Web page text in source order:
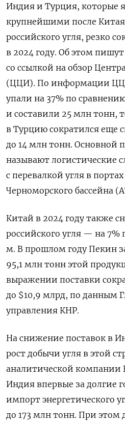
Индия и Турция, которые
крупнейшими после
российского угля, резко
в 2024 году. Об этом
со ссылкой на обзор
(ЦЦИ). По информации
упали на 37% по
и составили 25 млн тонн,
в Турцию сократился еще
до 14 млн тонн. Основной
называют логистические
с перевалкой угля в
Черноморского бассейна
Китай в 2024 году также
российского угля — на 7%
м. В прошлом году Пекин
95,1 млн тонн этой
выражении поставки
до $10,9 млрд, по данным
управления КНР.
На снижение поставок в
рост добычи угля в этой
аналитической компании
Индия впервые за долгие
импорт энергетического
до 173 млн тонн. При этом